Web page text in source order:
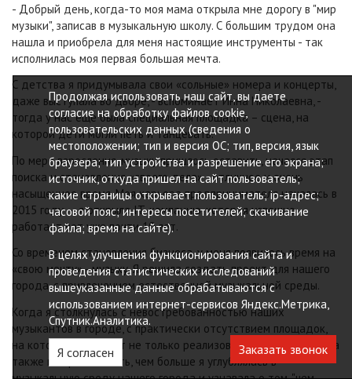
- Добрый день, когда-то моя мама открыла мне дорогу в "мир
музыки", записав в музыкальную школу. С большим трудом она
нашла и приобрела для меня настоящие инструменты - так
исполнилась моя первая большая мечта.
С детства я придумывала свои «сольные» номера и концерты,
даже выступала во дворе, - вспоминает Инна Николаевна, -
тогда у нас еще была специальная площадка – сцена, на
которой дети могли петь и танцевать.
По мере взросления, музыку пришлось оставить, начался этап
поиска и становления «своего дела» - отличное и очень
насыщенное время. Моя карьера предпринимателя началась в
2015 году — я открыла IT-компанию, которая успешно
работает вот уже почти 10 лет.
Со временем становления бизнеса, у меня появилось время на
«свою мечту» - музыку. Я решила создать проект для нашего
города, с привлечением естественной музыкальной среды.
Когда я столкнулась с невостребованностью наших
музыкантов в городе, с практически отсутствием площадок,
на которых они могут не только реализовывать свой талант, а
также и зарабатывать, чем больше я углублялась в
Продолжая использовать наш сайт, вы даете
согласие на обработку файлов cookie,
пользовательских данных (сведения о
местоположении; тип и версия ОС; тип, версия, язык
браузера; тип устройства и разрешение его экрана;
источник, откуда пришел на сайт пользователь;
какие страницы открывает пользователь; ip-адрес;
часовой пояс; интересы посетителей; скачивание
файла; время на сайте).
В целях улучшения функционирования сайта и
проведения статистических исследований
вышеуказанные данные обрабатываются с
использованием интернет-сервисов Яндекс.Метрика,
Спутник.Аналитика.
Я согласен Заказать звонок